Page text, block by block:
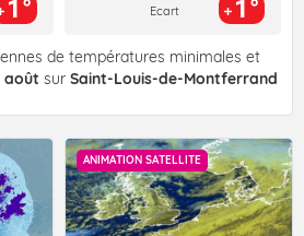
1° Ecart 1°
de températures minimales et
août sur Saint-Louis-de-Montferrand
ANIMATION SATELLITE